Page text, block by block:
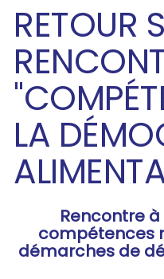
RETOUR
LA
Rencontre
compétences
démarches de